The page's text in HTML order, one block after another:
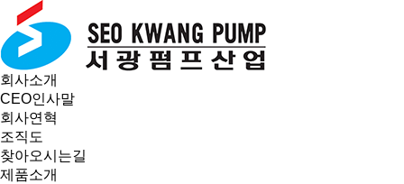
회사소개
CEO인사말
회사연혁
조직도
찾아오시는길
제품소개